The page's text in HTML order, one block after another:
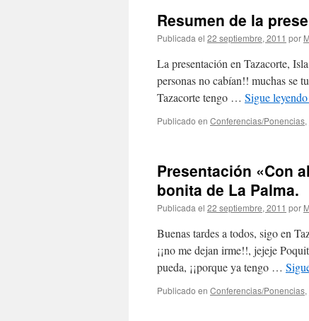
Resumen de la
Publicada el 22 septiembre, 2011 por
La presentación en Tazacorte,
personas no cabían!! muchas se
Tazacorte tengo … Sigue leyendo
Publicado en Conferencias/Ponencias,
Presentación «Con
bonita de La Palma.
Publicada el 22 septiembre, 2011 por
Buenas tardes a todos, sigo en
¡¡no me dejan irme!!, jejeje
pueda, ¡¡porque ya tengo …
Publicado en Conferencias/Ponencias,